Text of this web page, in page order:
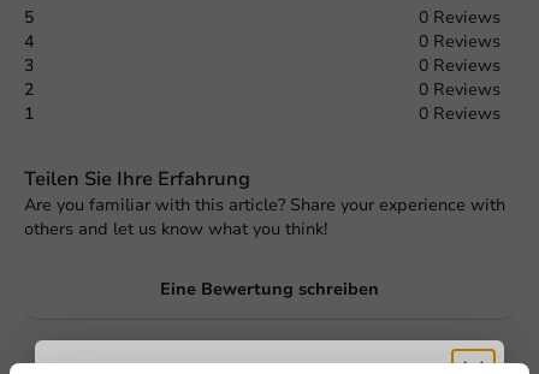
5
0 Reviews
4
0 Reviews
3
0 Reviews
2
0 Reviews
1
0 Reviews
Teilen Sie Ihre Erfahrung
Are you familiar with this article? Share your experience with
others and let us know what you think!
Eine Bewertung schreiben